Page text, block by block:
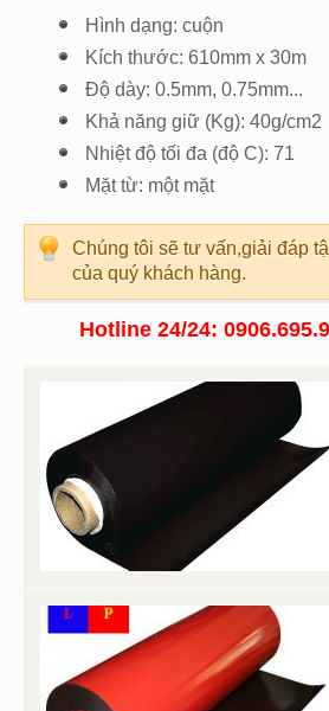
Hình dạng: cuộn
Kích thước: 610mm x 30m
Độ dày: 0.5mm, 0.75mm...
Khả năng giữ (Kg): 40g/cm2
Nhiệt độ tối đa (độ C): 71
Mặt từ: một mặt
Chúng tôi sẽ tư vấn,giải đáp
của quý khách hàng.
Hotline 24/24: